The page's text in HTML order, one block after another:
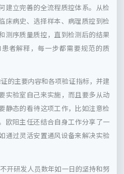
建立完善的全流程质控体系。从检
床病史、选择样本、病理质控到检
测序质量质控，直到检测后的结果
者解释，每一步都需要规范的质
的主要内容和各项验证指标，并建
实验室自己来实施，而且要多从动
静态的看待这项工作，比如注意检
欧阳主任还结合自身工作分享了一
通过灵活安置通风设备来解决实验
研发人员数年如一日的坚持和努